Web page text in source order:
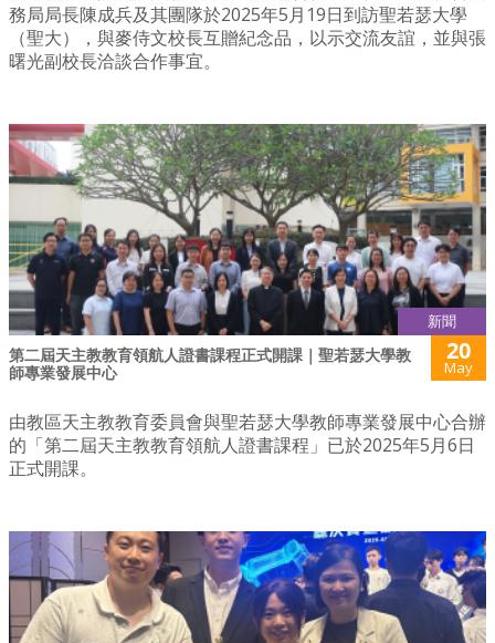
務局局長陳成兵及其團隊於2025年5月19日到訪聖若瑟大學
（聖大），與麥侍文校長互贈紀念品，以示交流友誼，並與張
曙光副校長洽談合作事宜。
新聞
第二屆天主教教育領航人證書課程正式開課｜聖若瑟大學教
師專業發展中心
20
May
由教區天主教教育委員會與聖若瑟大學教師專業發展中心合辦
的「第二屆天主教教育領航人證書課程」已於2025年5月6日
正式開課。